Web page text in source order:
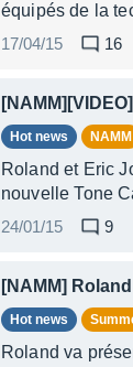
équipés de la
17/04/15
16
Hot news NAMM
Roland et Eric
nouvelle Tone
24/01/15
9
[NAMM]
Hot news
Roland va